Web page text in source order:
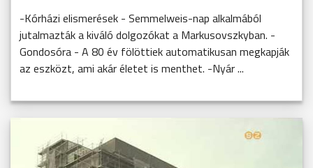
-Kórházi elismerések - Semmelweis-nap alkalmából
jutalmazták a kiváló dolgozókat a Markusovszkyban. -
Gondosóra - A 80 év fölöttiek automatikusan megkapják
az eszközt, ami akár életet is menthet. -Nyár ...